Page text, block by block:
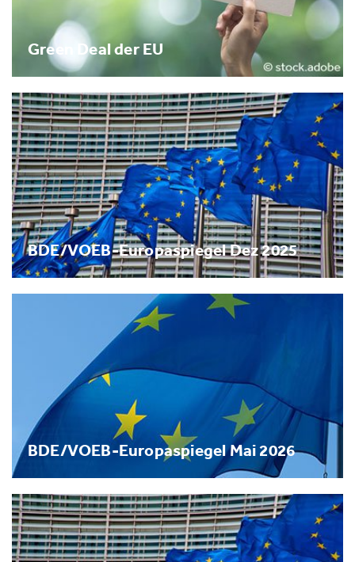
Green Deal der EU
BDE/VOEB-Europaspiegel Dez 2025
BDE/VOEB-Europaspiegel Mai 2026